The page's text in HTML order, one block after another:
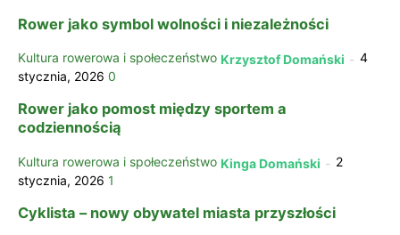
Rower jako symbol wolności i niezależności
Kultura rowerowa i społeczeństwo Krzysztof Domański - 4
stycznia, 2026 0
Rower jako pomost między sportem a
codziennością
Kultura rowerowa i społeczeństwo Kinga Domański - 2
stycznia, 2026 1
Cyklista – nowy obywatel miasta przyszłości